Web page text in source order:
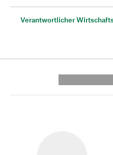
Verantwortlicher